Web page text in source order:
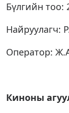
Бүлгийн тоо:
Найруулагч:
Оператор:
Киноны